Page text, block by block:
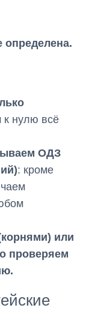
определена.
нулю всё
ОДЗ
: кроме
или
проверяем